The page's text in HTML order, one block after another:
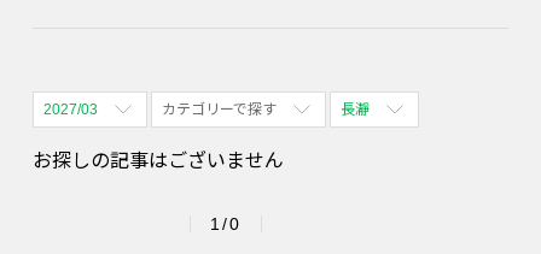
2027/03
全期間
カテゴリーで探す
全て表示
長瀞
お探しの記事はございません
1/0